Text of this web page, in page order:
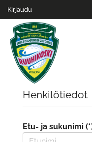
Kirjaudu
Henkilötiedot
Etu- ja sukunimi